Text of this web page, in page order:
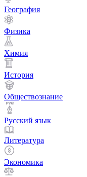
География
Физика
Химия
История
Обществознание
Русский язык
Литература
Экономика